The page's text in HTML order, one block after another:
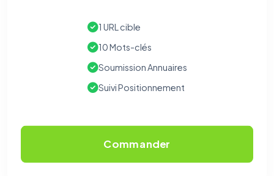
1 URL cible
10 Mots-clés
Soumission Annuaires
Suivi Positionnement
Commander